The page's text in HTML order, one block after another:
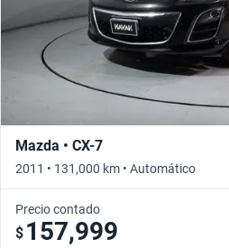
Mazda • CX-7
2011 • 131,000 km • Automático
Precio contado
$ 157,999